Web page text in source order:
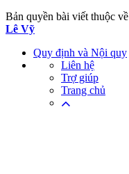
Bản quyền bài viết thuộc về
Lê Vỹ
Quy định và Nội quy
Liên hệ
Trợ giúp
Trang chủ